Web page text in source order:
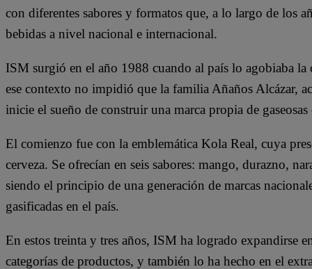
con diferentes sabores y formatos que, a lo largo de los
bebidas a nivel nacional e internacional.
ISM surgió en el año 1988 cuando al país lo agobiaba
ese contexto no impidió que la familia Añaños Alcázar,
inicie el sueño de construir una marca propia de
El comienzo fue con la emblemática Kola Real, cuya
cerveza. Se ofrecían en seis sabores: mango, durazno,
siendo el principio de una generación de marcas
gasificadas en el país.
En estos treinta y tres años, ISM ha logrado expandirse
categorías de productos, y también lo ha hecho en el